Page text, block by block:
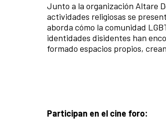
Junto a la organización Altare
actividades religiosas se
aborda cómo la comunidad
identidades disidentes han
formado espacios propios,
Participan en el cine foro: